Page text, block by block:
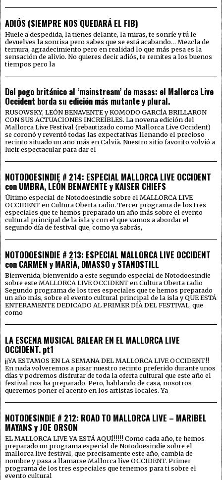
ADIÓS (SIEMPRE NOS QUEDARÁ EL FIB)
Huele a despedida, la tienes delante, la miras, te sonríe y tú le
devuelves la sonrisa pero sabes que se está acabando… Mezcla de
ternura, agradecimiento pero en realidad lo que más pesa es la
sensación de alivio. No quieres decir adiós, te remites a los buenos
tiempos pero la
Del pogo británico al ‘mainstream’ de masas: el Mallorca Live
Occident borda su edición más mutante y plural.
RUSOWSKY, LEÓN BENAVENTE y KOMODO GARCÍA BRILLARON
CON SUS ACTUACIONES INCREÍBLES. La novena edición del
Mallorca Live Festival (rebautizado como Mallorca Live Occident)
se coronó y reventó todas las expectativas llenando el precioso
recinto situado un año más en Calvià. Nuestro sitio favorito volvió a
lucir espectacular para dar el
NOTODOESINDIE # 214: ESPECIAL MALLORCA LIVE OCCIDENT
con UMBRA, LEÓN BENAVENTE y KAISER CHIEFS
Último especial de Notodoesindie sobre el MALLORCA LIVE
OCCIDENT en Cultura Oberta radio. Tercer programa de los tres
especiales que te hemos preparado un año más sobre el evento
cultural principal de la isla y con el que vamos a abordar el
segundo día de festival que, como ya sabrás,
NOTODOESINDIE # 213: ESPECIAL MALLORCA LIVE OCCIDENT
con CARMEN y MARÍA, DMASSO y STANDSTILL
Bienvenida, bienvenido a este segundo especial de Notodoesindie
sobre este MALLORCA LIVE OCCIDENT en Cultura Oberta radio
Segundo programa de los tres especiales que te hemos preparado
un año más, sobre el evento cultural principal de la isla y QUE ESTÁ
ENTERAMENTE DEDICADO AL PRIMER DÍA DEL FESTIVAL, que
como
LA ESCENA MUSICAL BALEAR EN EL MALLORCA LIVE
OCCIDENT. pt1
¡¡YA ESTAMOS EN LA SEMANA DEL MALLORCA LIVE OCCIDENT!!
En nada volveremos a pisar nuestro recinto preferido durante unos
días y podremos disfrutar de toda la oferta cultural que este año el
festival nos ha preparado. Pero, hablando de casa, nosotros
queremos poner el acento en los artistas locales. Ya
NOTODESINDIE # 212: ROAD TO MALLORCA LIVE – MARIBEL
MAYANS y JOE ORSON
EL MALLORCA LIVE YA ESTÁ AQUÍ!!!!! Como cada año, te hemos
preparado un programa especial de Notodoesindie sobre el
mallorca live festival, que precisamente este año, cambia de
nombre y pasa a llamarse Mallorca live OCCIDENT. Primer
programa de los tres especiales que tenemos para ti sobre el
evento cultural